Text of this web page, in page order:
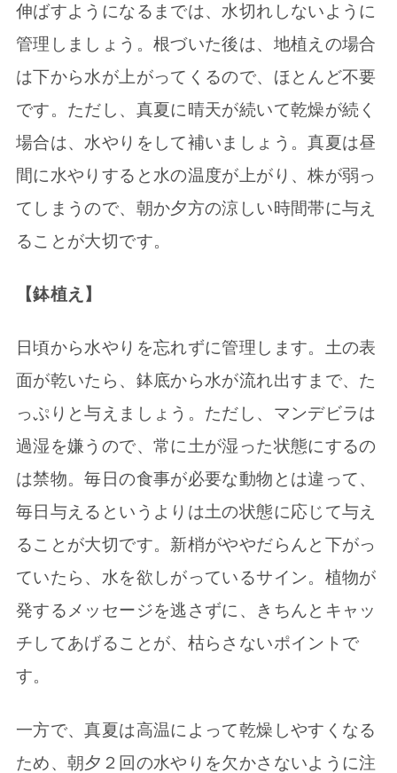
伸ばすようになるまでは、水切れしないように
管理しましょう。根づいた後は、地植えの場合
は下から水が上がってくるので、ほとんど不要
です。ただし、真夏に晴天が続いて乾燥が続く
場合は、水やりをして補いましょう。真夏は昼
間に水やりすると水の温度が上がり、株が弱っ
てしまうので、朝か夕方の涼しい時間帯に与え
ることが大切です。
【鉢植え】
日頃から水やりを忘れずに管理します。土の表
面が乾いたら、鉢底から水が流れ出すまで、た
っぷりと与えましょう。ただし、マンデビラは
過湿を嫌うので、常に土が湿った状態にするの
は禁物。毎日の食事が必要な動物とは違って、
毎日与えるというよりは土の状態に応じて与え
ることが大切です。新梢がややだらんと下がっ
ていたら、水を欲しがっているサイン。植物が
発するメッセージを逃さずに、きちんとキャッ
チしてあげることが、枯らさないポイントで
す。
一方で、真夏は高温によって乾燥しやすくなる
ため、朝夕２回の水やりを欠かさないように注